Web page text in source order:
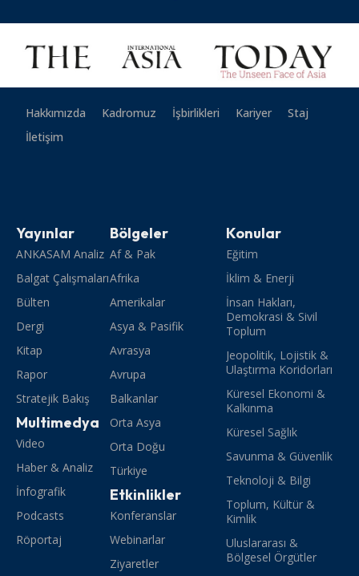
Hakkımızda Kadromuz İşbirlikleri Kariyer
Staj
İletişim
Yayınlar
ANKASAM Analiz
Balgat Çalışmaları
Bülten
Dergi
Kitap
Rapor
Stratejik Bakış
Multimedya
Video
Haber & Analiz
İnfografik
Podcasts
Röportaj
Bölgeler
Af & Pak
Afrika
Amerikalar
Asya & Pasifik
Avrasya
Avrupa
Balkanlar
Orta Asya
Orta Doğu
Türkiye
Etkinlikler
Konferanslar
Webinarlar
Ziyaretler
Konular
Eğitim
İklim & Enerji
İnsan Hakları,
Demokrasi & Sivil
Toplum
Jeopolitik, Lojistik &
Ulaştırma Koridorları
Küresel Ekonomi &
Kalkınma
Küresel Sağlık
Savunma & Güvenlik
Teknoloji & Bilgi
Toplum, Kültür &
Kimlik
Uluslararası &
Bölgesel Örgütler